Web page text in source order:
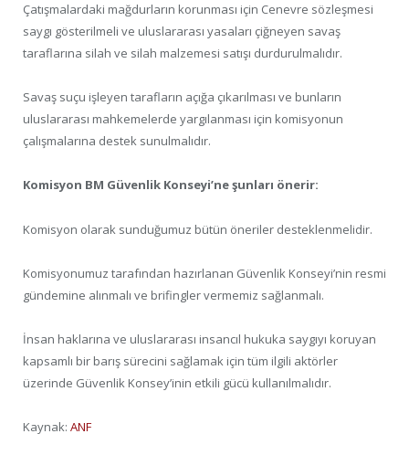
Çatışmalardaki mağdurların korunması için Cenevre sözleşmesi
saygı gösterilmeli ve uluslararası yasaları çiğneyen savaş
taraflarına silah ve silah malzemesi satışı durdurulmalıdır.
Savaş suçu işleyen tarafların açığa çıkarılması ve bunların
uluslararası mahkemelerde yargılanması için komisyonun
çalışmalarına destek sunulmalıdır.
Komisyon BM Güvenlik Konseyi’ne şunları önerir:
Komisyon olarak sunduğumuz bütün öneriler desteklenmelidir.
Komisyonumuz tarafından hazırlanan Güvenlik Konseyi’nin resmi
gündemine alınmalı ve brifingler vermemiz sağlanmalı.
İnsan haklarına ve uluslararası insancıl hukuka saygıyı koruyan
kapsamlı bir barış sürecini sağlamak için tüm ilgili aktörler
üzerinde Güvenlik Konsey’inin etkili gücü kullanılmalıdır.
Kaynak: ANF